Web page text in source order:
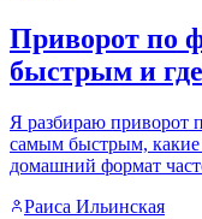
Приворот по
быстрым и
Я разбираю приворот
самым быстрым,
домашний формат
Раиса Ильинская